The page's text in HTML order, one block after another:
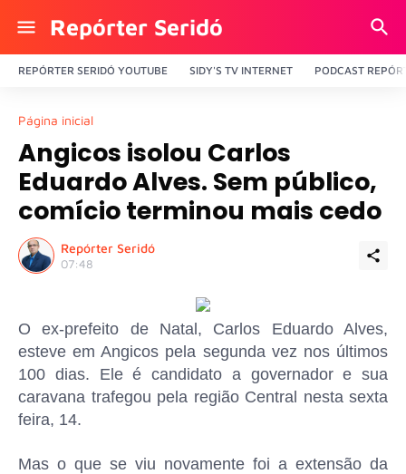
Repórter Seridó
REPÓRTER SERIDÓ YOUTUBE SIDY'S TV INTERNET PODCAST
Página inicial
Angicos isolou Carlos
Eduardo Alves. Sem público,
comício terminou mais cedo
Repórter Seridó
07:48
O ex-prefeito de Natal, Carlos Eduardo Alves,
esteve em Angicos pela segunda vez nos últimos
100 dias. Ele é candidato a governador e sua
caravana trafegou pela região Central nesta sexta
feira, 14.
Mas o que se viu novamente foi a extensão da